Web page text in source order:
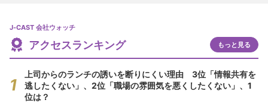
J-CAST 会社ウォッチ
アクセスランキング もっと見る
上司からのランチの誘いを断りにくい理由 3位「情報共有を
逃したくない」、2位「職場の雰囲気を悪くしたくない」、1
位は？